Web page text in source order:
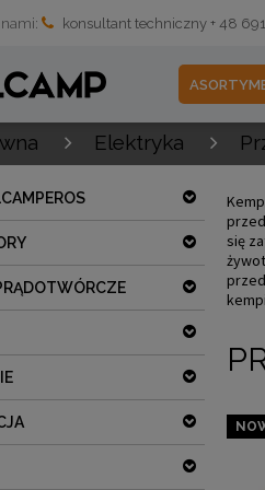
konsultant techniczny + 48 691
Elektryka
się